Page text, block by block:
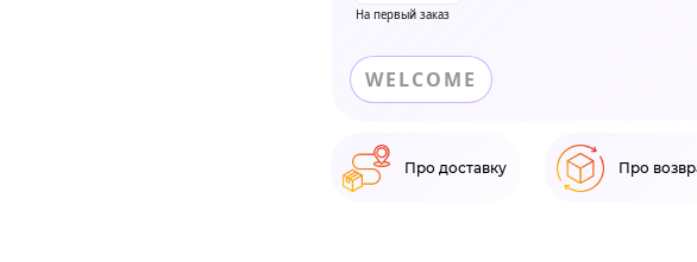
На первый заказ
WELCOME
Про доставку Про